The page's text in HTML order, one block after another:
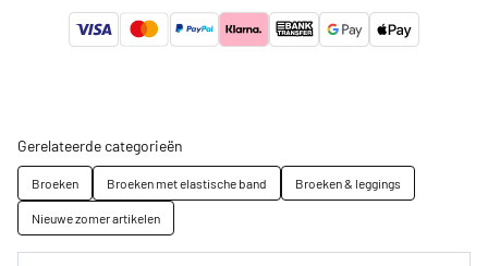
Gerelateerde categorieën
Broeken Broeken met elastische band
Broeken & leggings
Nieuwe zomer artikelen